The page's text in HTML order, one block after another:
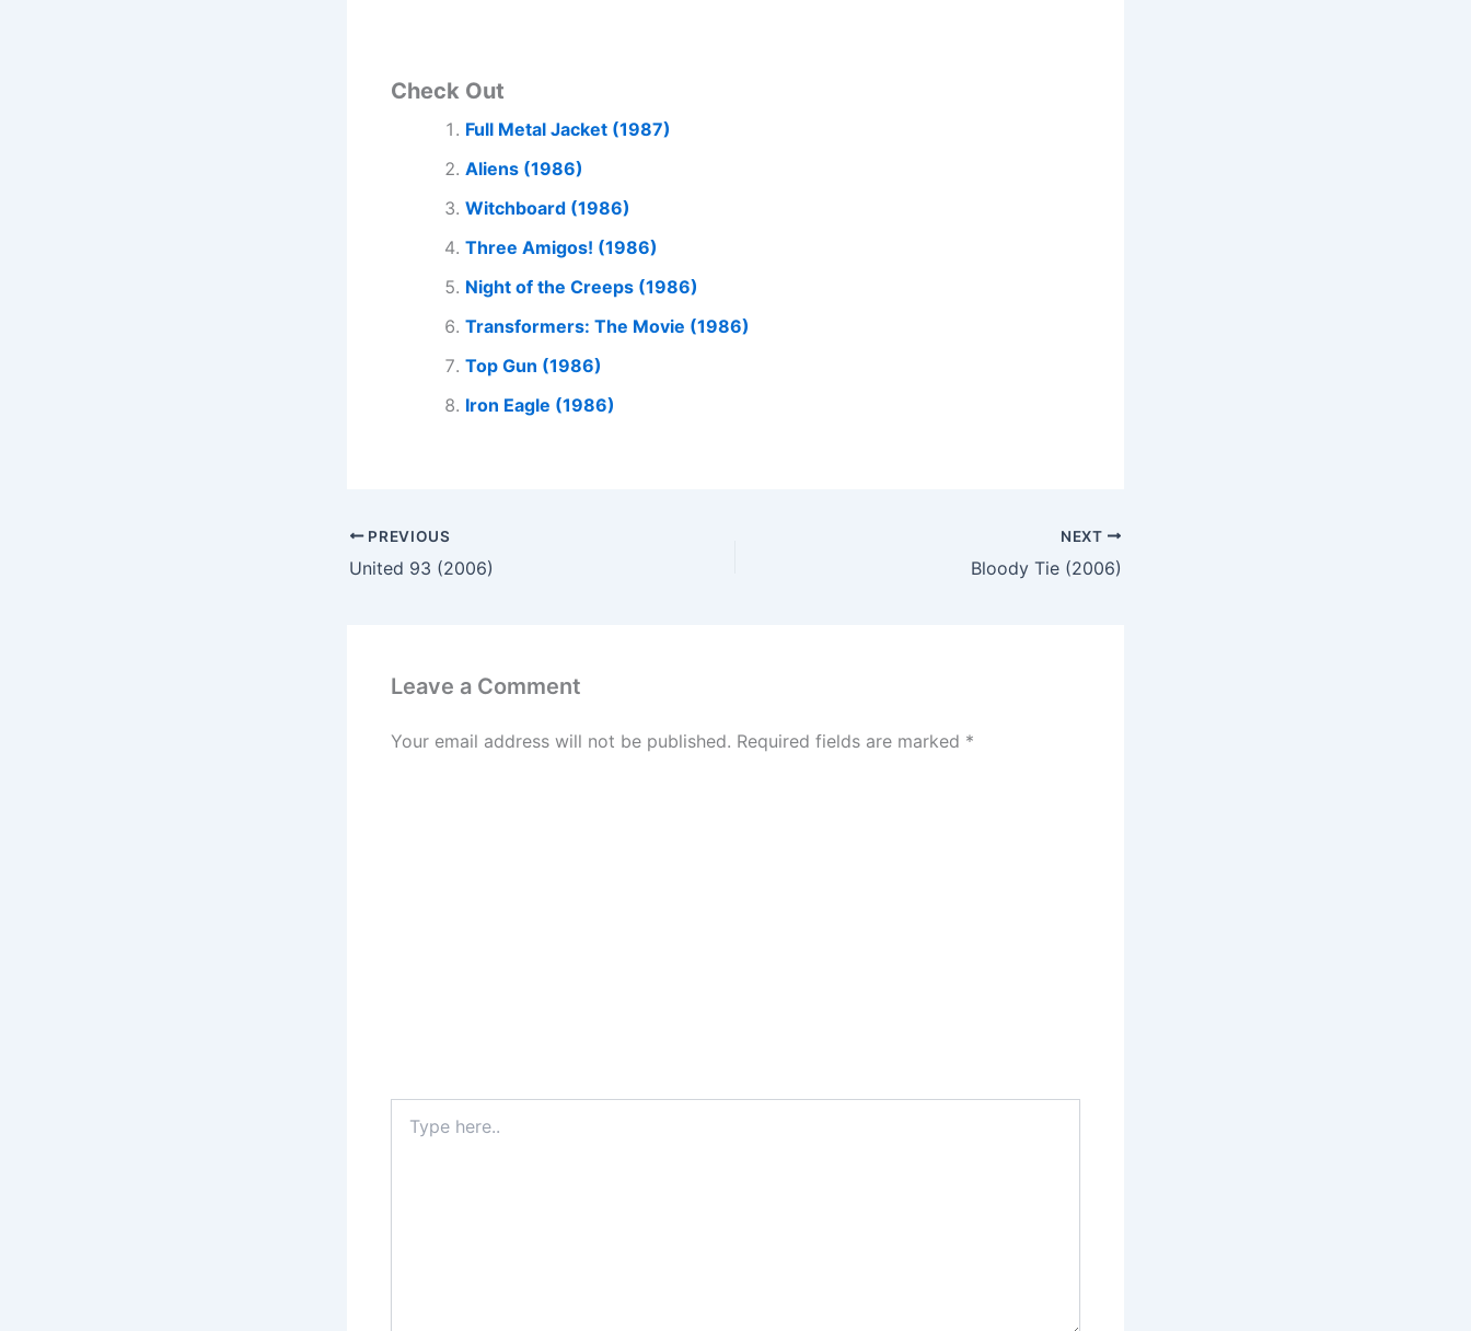
Check Out
Full Metal Jacket (1987)
Aliens (1986)
Witchboard (1986)
Three Amigos! (1986)
Night of the Creeps (1986)
Transformers: The Movie (1986)
Top Gun (1986)
Iron Eagle (1986)
PREVIOUS
United 93 (2006)
NEXT
Bloody Tie (2006)
Leave a Comment
Your email address will not be published. Required fields are marked *
here..